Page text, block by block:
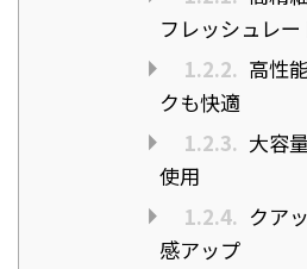
フレッシュレー
1.2.2. 高性
クも快適
1.2.3. 大容
使用
1.2.4. クア
感アップ